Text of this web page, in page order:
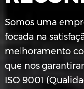
Somos uma
focada na
melhoramento
que nos
ISO 9001